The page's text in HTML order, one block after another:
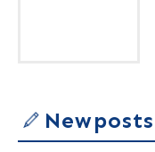
Newposts